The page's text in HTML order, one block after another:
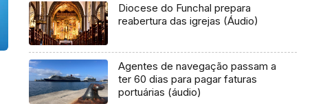
Diocese do Funchal prepara
reabertura das igrejas (Áudio)
Agentes de navegação passam a
ter 60 dias para pagar faturas
portuárias (áudio)